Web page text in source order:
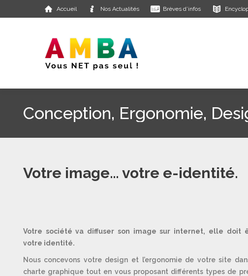
Accueil Nos Actualités Brèves d’infos
Conception, Ergonomie,
Votre image… votre e-identité.
Votre société va diffuser son image sur internet, elle doit
votre identité.
Nous concevons votre design et l’ergonomie de votre site
charte graphique tout en vous proposant différents types de